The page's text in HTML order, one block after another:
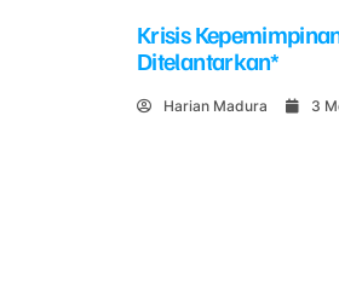
Krisis
Ditelantarkan*
Harian Madura 3